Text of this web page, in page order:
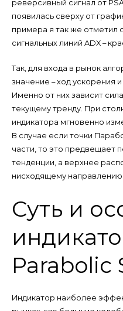
реверсивный сигнал от
появилась сверху от
примера я так же отметил
сигнальных линий ADX –
Так, для входа в рынок
значение – ход ускорения
Именно от них зависит
текущему тренду. При
индикатора мгновенно
В случае если точки
части, то это предвещает
тенденции, а верхнее
нисходящему направлению
Суть и
Parabolic
Индикатор наиболее